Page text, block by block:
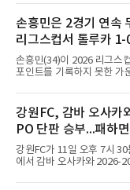
들 앞에서 화려하게 치렀다
장에서 열린 AT마드리드와
티)의 2026 쿠팡플레이 시
상 이강인을 위한 거대한 입
3시간여 전부터 경기장 주
고, 그의 영문 이름과 새 등
줄무늬 유니폼이 유독 눈에
등장하자 환호가 터졌고, 전
게스의 선제골 때보다 벤치
손흥민은 2경기 연속
리그스컵서 톨루카 1-
손흥민(34)이 2026 리그스
포인트를 기록하지 못한 가
간) 미국 로스앤젤레스
멕시코 리가 MX 톨루카와의
최전방 공격수로 선발 출전
반 23분 주드 테리와 교체됐
이후 MLS 4경기 연속 골을
일 치바스 과달라하라전에
1분 다비드 마르티네스가 얻
강원FC, 감바 오사카
PO 단판 승부...패하
강원FC가 11일 오후 7시
에서 감바 오사카와 2026-
승자는 ACLE 본선에 오르